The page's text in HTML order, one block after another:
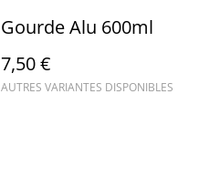
Gourde Alu 600ml
7,50 €
AUTRES VARIANTES DISPONIBLES